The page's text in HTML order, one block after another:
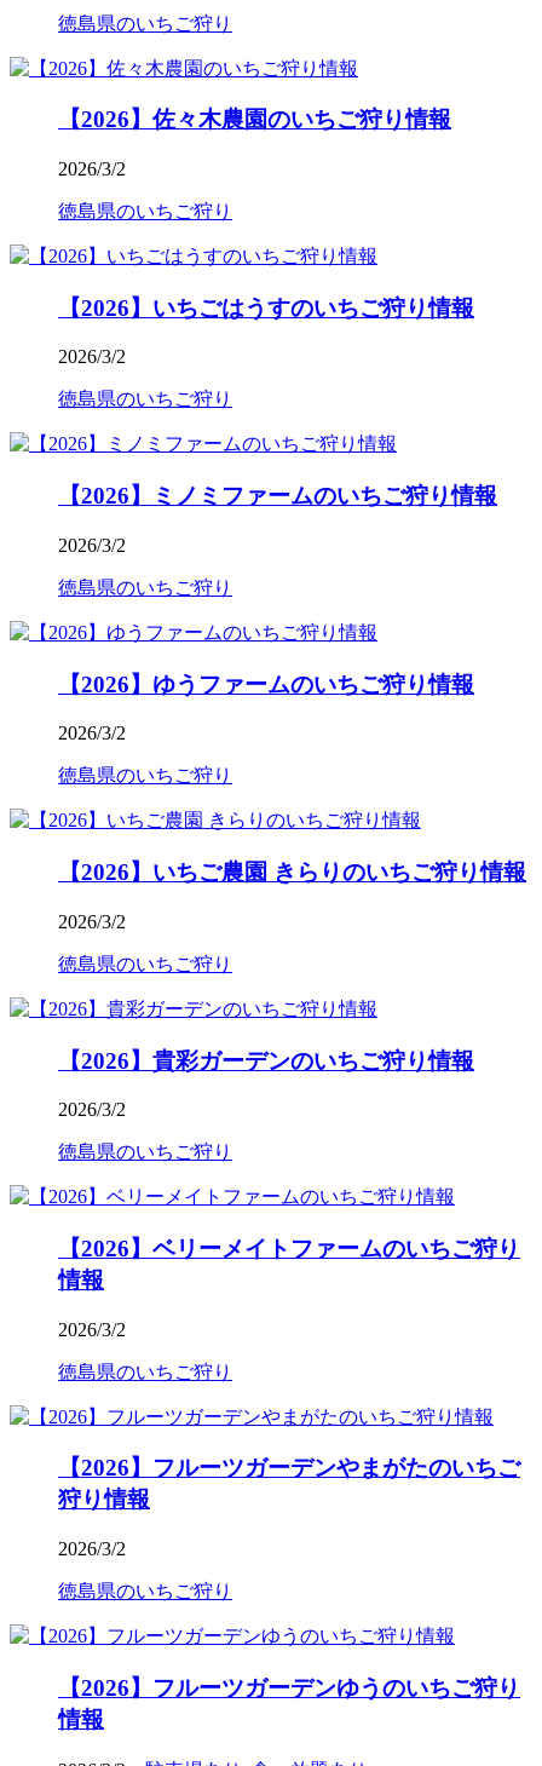
徳島県のいちご狩り
【2026】佐々木農園のいちご狩り情報
2026/3/2
徳島県のいちご狩り
【2026】いちごはうすのいちご狩り情報
2026/3/2
徳島県のいちご狩り
【2026】ミノミファームのいちご狩り情報
2026/3/2
徳島県のいちご狩り
【2026】ゆうファームのいちご狩り情報
2026/3/2
徳島県のいちご狩り
【2026】いちご農園 きらりのいちご狩り情報
2026/3/2
徳島県のいちご狩り
【2026】貴彩ガーデンのいちご狩り情報
2026/3/2
徳島県のいちご狩り
【2026】ベリーメイトファームのいちご狩り
情報
2026/3/2
徳島県のいちご狩り
【2026】フルーツガーデンやまがたのいちご
狩り情報
2026/3/2
徳島県のいちご狩り
【2026】フルーツガーデンゆうのいちご狩り
情報